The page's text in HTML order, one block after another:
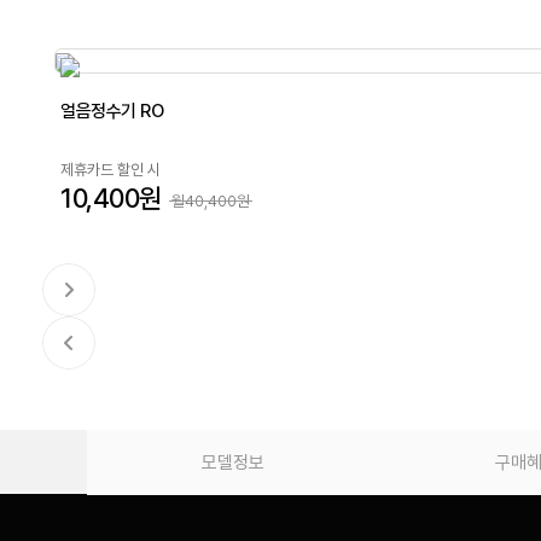
얼음정수기 RO
제휴카드 할인 시
10,400원 월40,400원
모델정보 구매